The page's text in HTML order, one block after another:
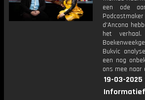
een ode
d'Ancona
het
Bukvic
een nog
ons mee naar
19-03-2025